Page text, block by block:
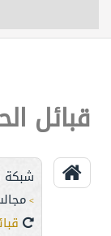
اتصل بنا
قبائل
شبكة
>